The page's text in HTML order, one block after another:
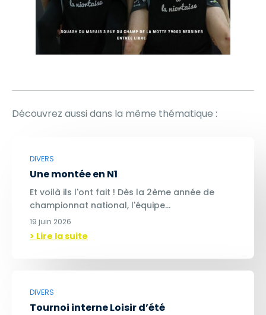
Découvrez aussi dans la même thématique :
DIVERS
Une montée en N1
Et voilà ils l'ont fait ! Dès la 2ème année de
championnat national, l'équipe…
19 juin 2026
> Lire la suite
DIVERS
Tournoi interne Loisir d’été